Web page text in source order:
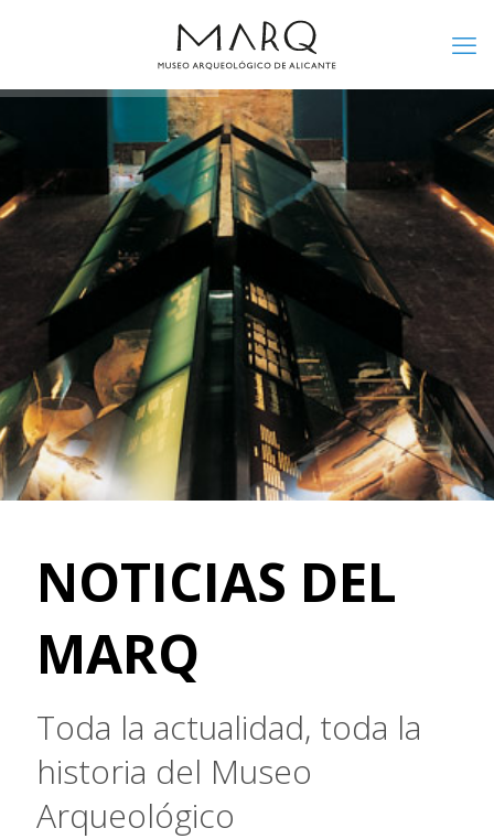
NOTICIAS DEL
MARQ
Toda la actualidad, toda la
historia del Museo
Arqueológico